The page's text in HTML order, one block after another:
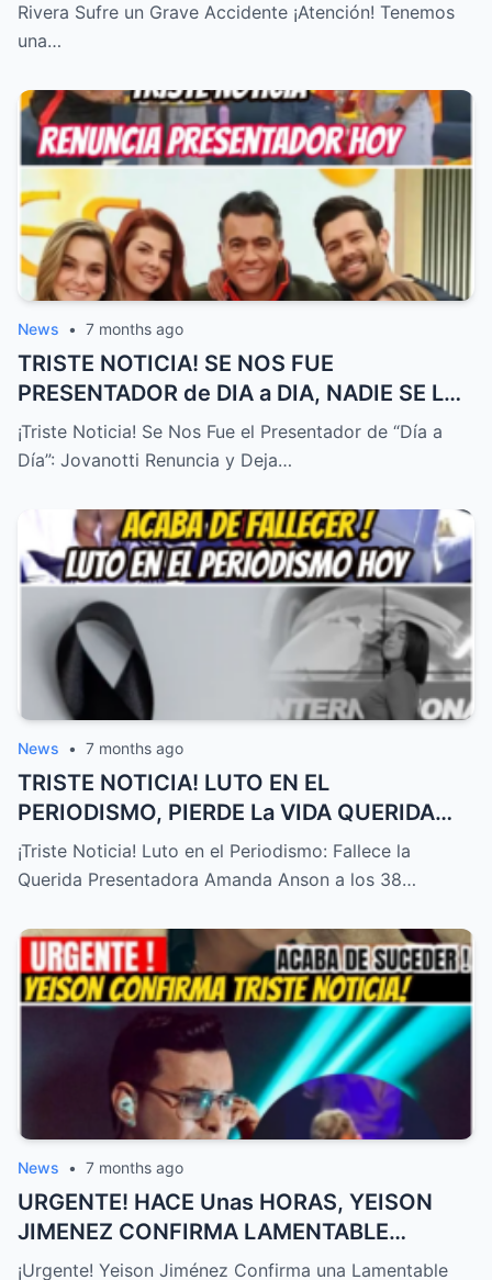
Rivera Sufre un Grave Accidente ¡Atención! Tenemos
una…
News • 7 months ago
TRISTE NOTICIA! SE NOS FUE
PRESENTADOR de DIA a DIA, NADIE SE LO
ESPERABA! – HTT
¡Triste Noticia! Se Nos Fue el Presentador de “Día a
Día”: Jovanotti Renuncia y Deja…
News • 7 months ago
TRISTE NOTICIA! LUTO EN EL
PERIODISMO, PIERDE La VIDA QUERIDA
PRESENTADORA HOY! – HTT
¡Triste Noticia! Luto en el Periodismo: Fallece la
Querida Presentadora Amanda Anson a los 38…
News • 7 months ago
URGENTE! HACE Unas HORAS, YEISON
JIMENEZ CONFIRMA LAMENTABLE
NOTICIA, NO LO ESPERABA,TRISTE
¡Urgente! Yeison Jiménez Confirma una Lamentable